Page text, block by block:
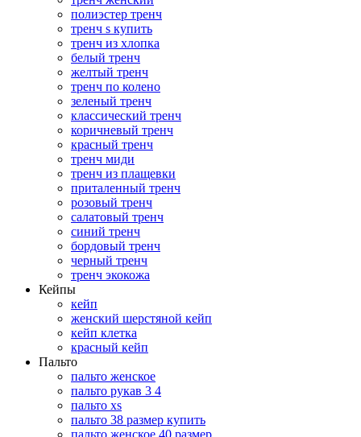
полиэстер тренч
тренч s купить
тренч из хлопка
белый тренч
желтый тренч
тренч по колено
зеленый тренч
классический тренч
коричневый тренч
красный тренч
тренч миди
тренч из плащевки
приталенный тренч
розовый тренч
салатовый тренч
синий тренч
бордовый тренч
черный тренч
тренч экокожа
Кейпы
кейп
женский шерстяной кейп
кейп клетка
красный кейп
Пальто
пальто женское
пальто рукав 3 4
пальто xs
пальто 38 размер купить